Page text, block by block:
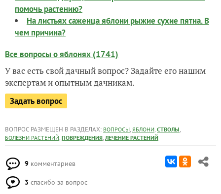
помочь растению?
На листьях саженца яблони рыжие сухие пятна. В
чем причина?
Все вопросы о яблонях (1741)
У вас есть свой дачный вопрос? Задайте его нашим
экспертам и опытным дачникам.
Задать вопрос
ВОПРОС РАЗМЕЩЕН В РАЗДЕЛАХ: ВОПРОСЫ, ЯБЛОНИ, СТВОЛЫ,
БОЛЕЗНИ РАСТЕНИЙ, ПОВРЕЖДЕНИЯ, ЛЕЧЕНИЕ РАСТЕНИЙ
9 комментариев
3 спасибо за вопрос